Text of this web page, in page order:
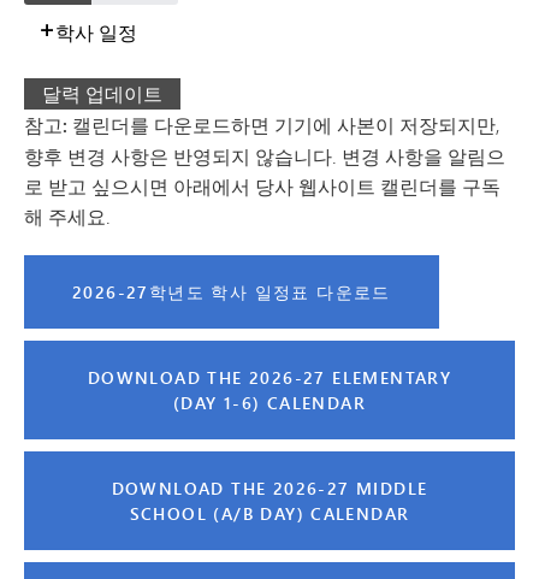
학사 일정
달력 업데이트
참고: 캘린더를 다운로드하면 기기에 사본이 저장되지만,
향후 변경 사항은 반영되지 않습니다. 변경 사항을 알림으
로 받고 싶으시면 아래에서 당사 웹사이트 캘린더를 구독
해 주세요.
2026-27학년도 학사 일정표 다운로드
DOWNLOAD THE 2026-27 ELEMENTARY
(DAY 1-6) CALENDAR
DOWNLOAD THE 2026-27 MIDDLE
SCHOOL (A/B DAY) CALENDAR